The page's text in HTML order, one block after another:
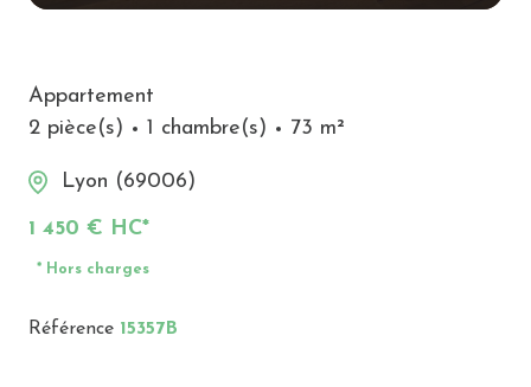
Appartement
2 pièce(s)
1 chambre(s) 73 m²
Lyon (69006)
1 450 € HC*
* Hors charges
Référence 15357B